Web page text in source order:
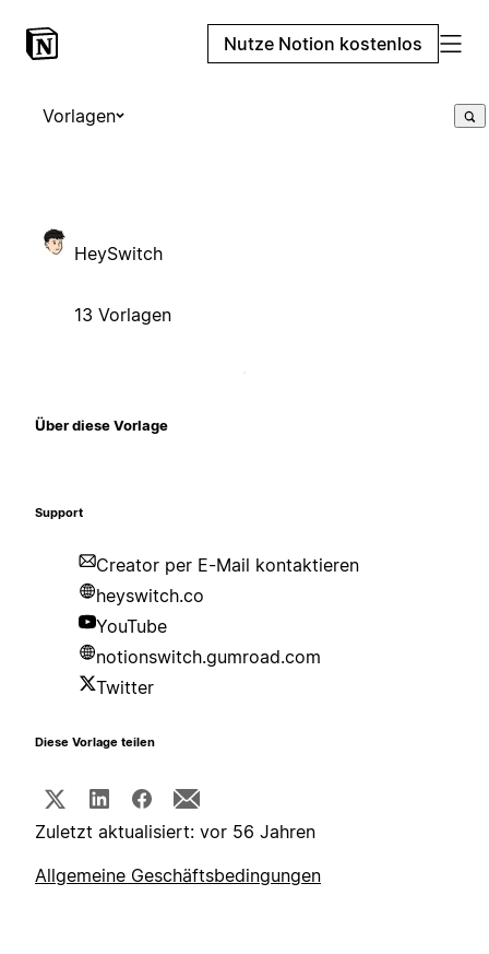
Nutze Notion kostenlos
Vorlagen
HeySwitch
13 Vorlagen
Über diese Vorlage
Support
Creator per E-Mail kontaktieren
heyswitch.co
YouTube
notionswitch.gumroad.com
Twitter
Diese Vorlage teilen
Zuletzt aktualisiert: vor 56 Jahren
Allgemeine Geschäftsbedingungen